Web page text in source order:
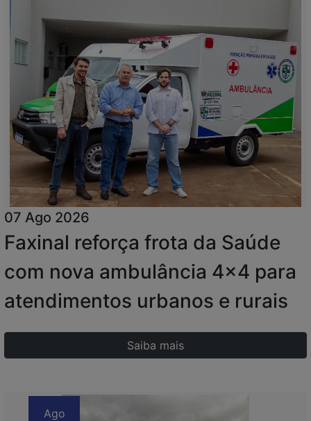
07 Ago 2026
Faxinal reforça frota da Saúde
com nova ambulância 4x4 para
atendimentos urbanos e rurais
Saiba mais
Ago